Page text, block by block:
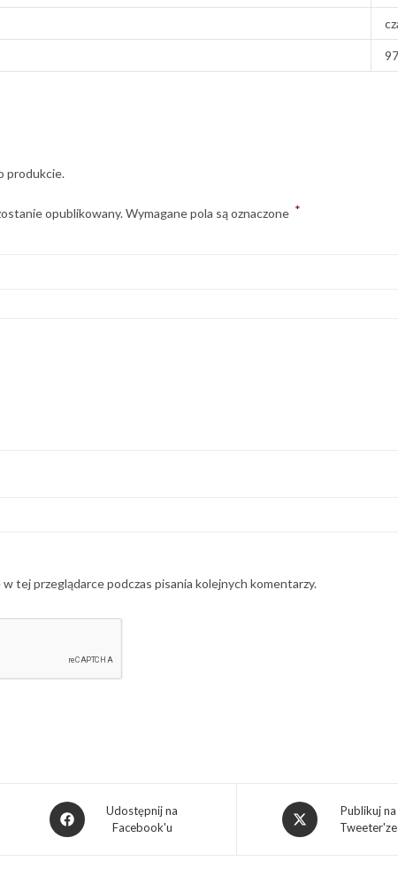
produkcie.
opublikowany.Wymagane pola są oznaczone *
w tej przeglądarce podczas pisania kolejnych komentarzy.
Udostępnij na
Facebook'u
Publikuj na
Tweeter'ze